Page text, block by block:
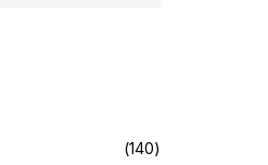
(140)